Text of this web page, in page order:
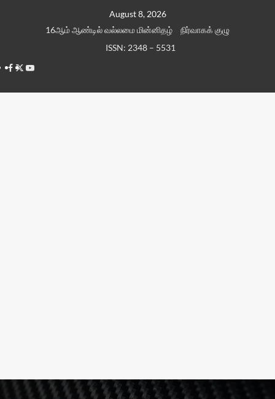
August 8, 2026
16ஆம் ஆண்டில் வல்லமை மின்னிதழ்
நிர்வாகக் குழு
ISSN: 2348 – 5531
Facebook
TwitterYoutube